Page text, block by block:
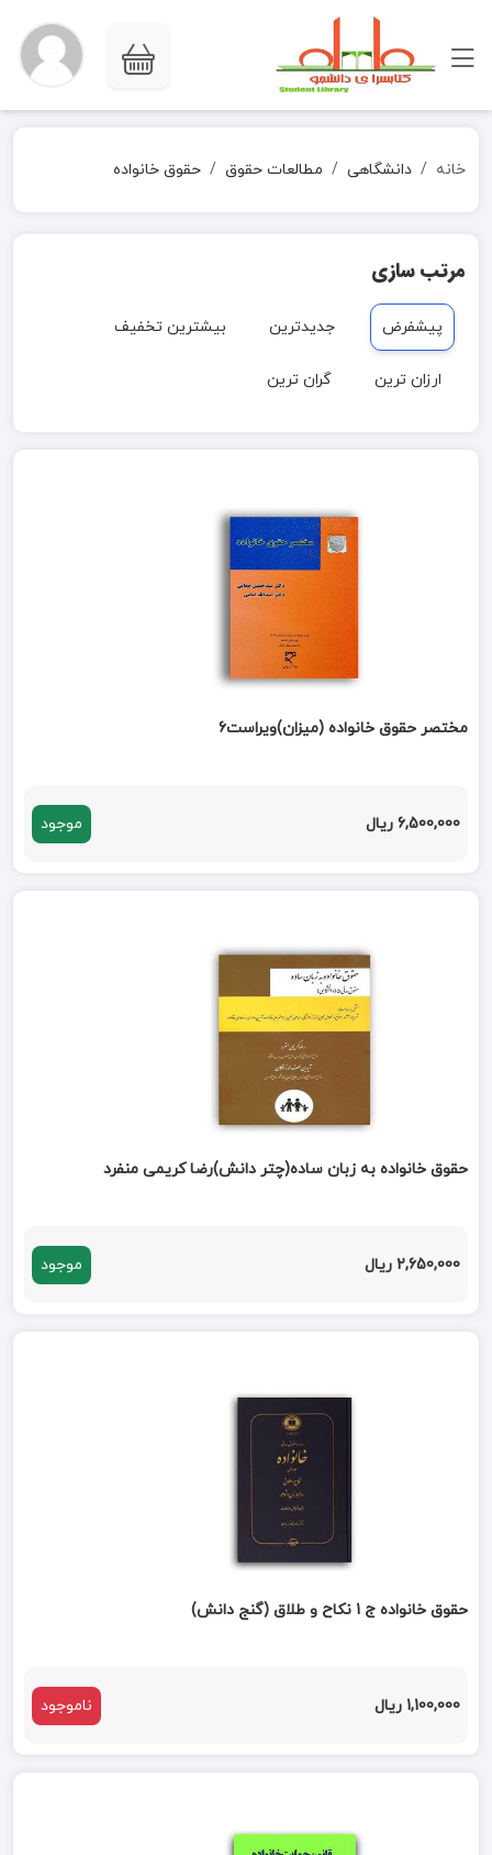
خانه دانشگاهی مطالعات حقوق حقوق خانواده
مرتب سازی
پیشفرض جدیدترین بیشترین تخفیف
ارزان ترین گران ترین
مختصر حقوق خانواده (میزان)ویراست6
6,500,000 ریال موجود
حقوق خانواده به زبان ساده(چتر دانش)رضا کریمی منفرد
2,650,000 ریال موجود
حقوق خانواده ج 1 نکاح و طلاق (گنج دانش)
1,100,000 ریال ناموجود